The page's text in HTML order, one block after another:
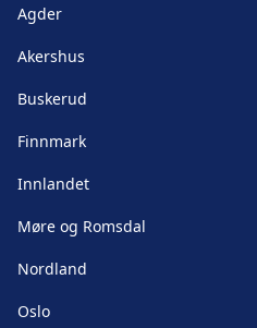
Agder
Akershus
Buskerud
Finnmark
Innlandet
Møre og Romsdal
Nordland
Oslo